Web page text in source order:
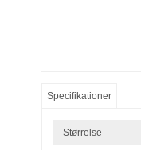
Specifikationer
Størrelse